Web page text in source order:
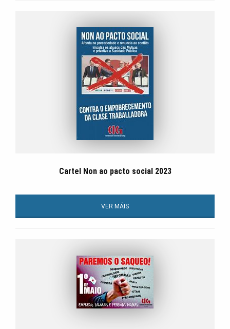
Cartel Non ao pacto social 2023
VER MÁIS